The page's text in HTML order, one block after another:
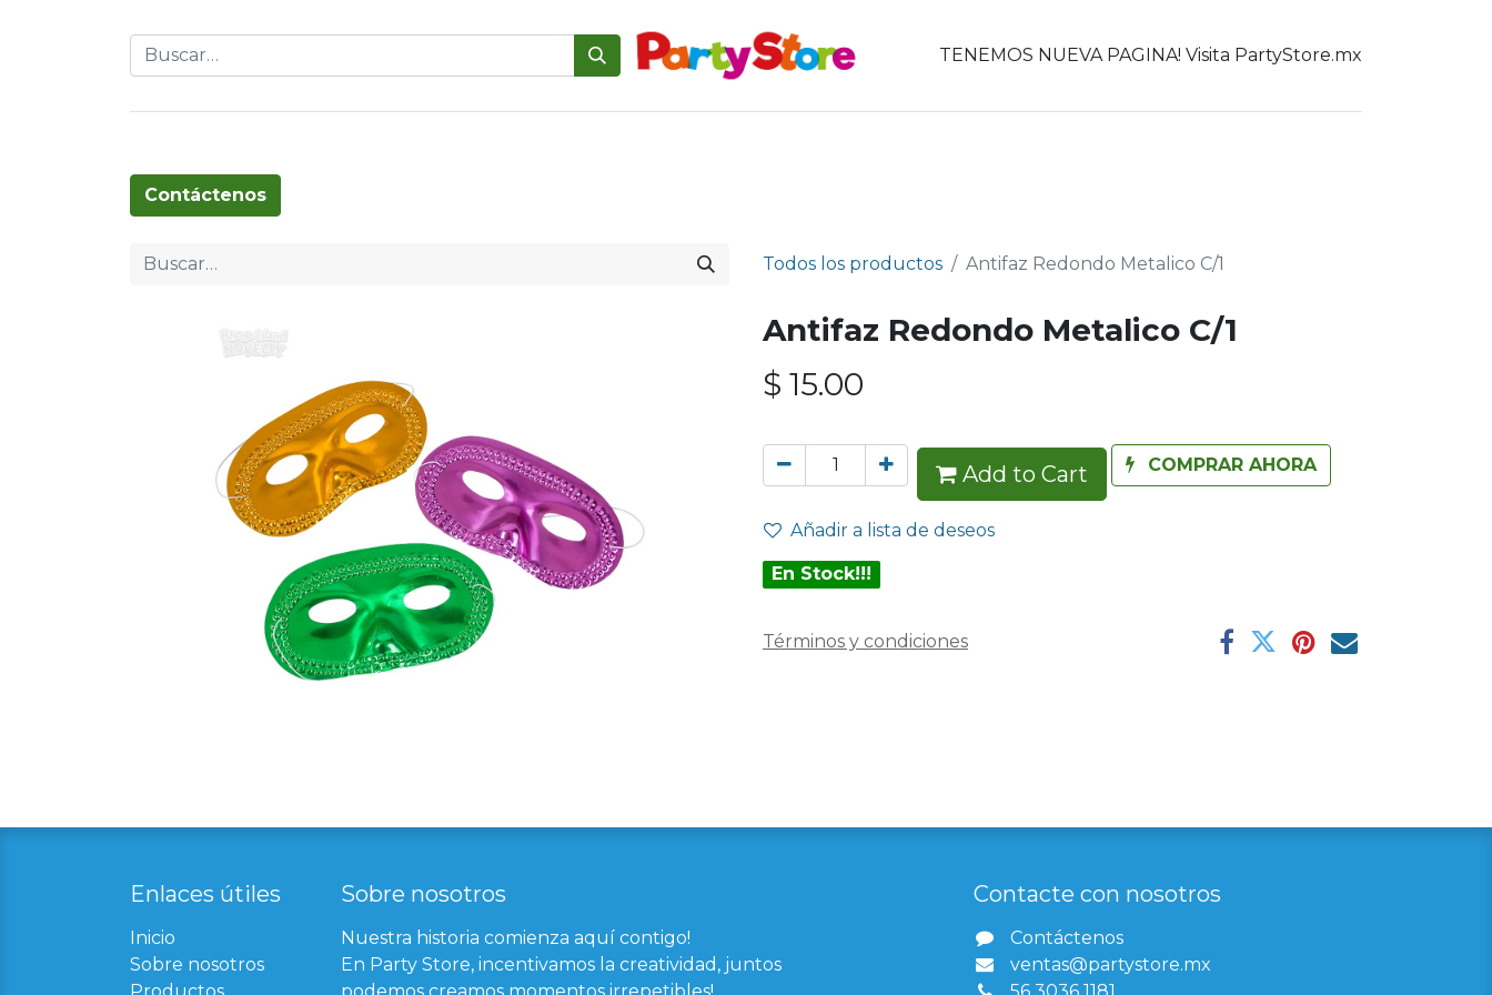
TENEMOS NUEVA PAGINA! Visita PartyStore.mx
Contáctenos
Todos los productos Antifaz Redondo Metalico C/1
Antifaz Redondo Metalico C/1
$ 15.00
Add to Cart COMPRAR AHORA
Añadir a lista de deseos
En Stock!!!
Términos y condiciones
Enlaces útil​es
Inicio
Sobre nosotros
Sobre nosotros
Nuestra historia comienza aquí contigo!
En Party Store, incentivamos la creatividad, juntos
Contacte con nosotros
Contáctenos
ventas@partystore.mx